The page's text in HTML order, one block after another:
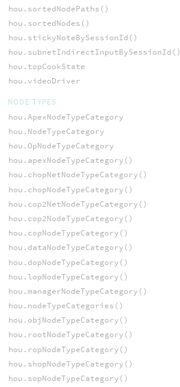
hou.sortedNodePaths()
hou.sortedNodes()
hou.stickyNoteBySessionId()
hou.subnetIndirectInputBySessionId()
hou.topCookState
hou.videoDriver
NODE TYPES
hou.ApexNodeTypeCategory
hou.NodeTypeCategory
hou.OpNodeTypeCategory
hou.apexNodeTypeCategory()
hou.chopNetNodeTypeCategory()
hou.chopNodeTypeCategory()
hou.cop2NetNodeTypeCategory()
hou.cop2NodeTypeCategory()
hou.copNodeTypeCategory()
hou.dataNodeTypeCategory()
hou.dopNodeTypeCategory()
hou.lopNodeTypeCategory()
hou.managerNodeTypeCategory()
hou.nodeTypeCategories()
hou.objNodeTypeCategory()
hou.rootNodeTypeCategory()
hou.ropNodeTypeCategory()
hou.shopNodeTypeCategory()
hou.sopNodeTypeCategory()